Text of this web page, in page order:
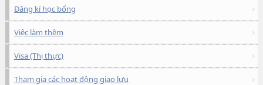
Đăng kí học bổng
Việc làm thêm
Visa (Thị thực)
Tham gia các hoạt động giao lưu